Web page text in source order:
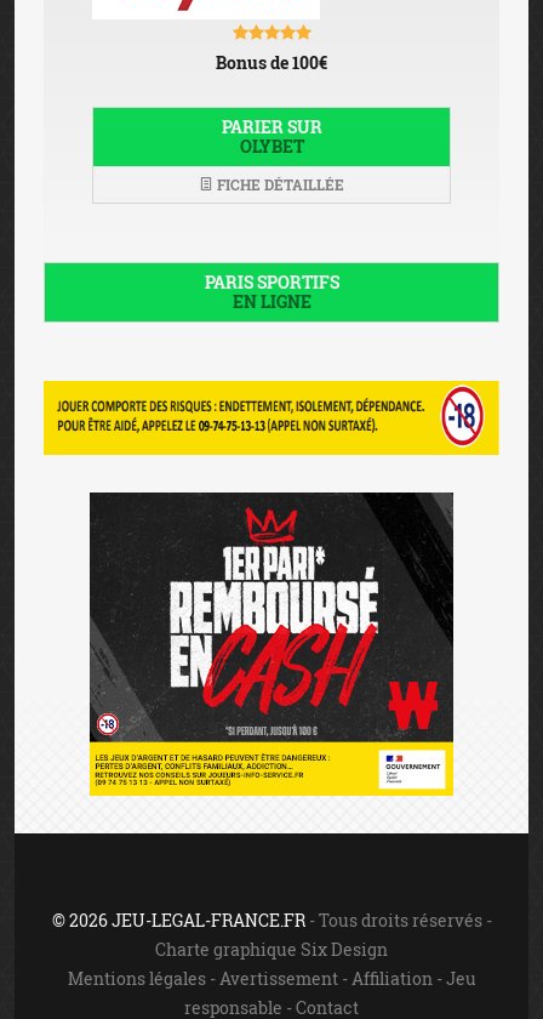
Bonus de 100€
PARIER SUR
OLYBET
FICHE DÉTAILLÉE
PARIS SPORTIFS
EN LIGNE
© 2026 JEU-LEGAL-FRANCE.FR- Tous droits réservés -
Charte graphique Six Design
Mentions légales- Avertissement- Affiliation -Jeu
responsable -Contact